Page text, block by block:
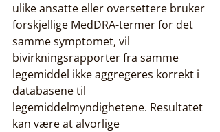
ulike ansatte eller oversettere bruker
forskjellige MedDRA-termer for det
samme symptomet, vil
bivirkningsrapporter fra samme
legemiddel ikke aggregeres korrekt i
databasene til
legemiddelmyndighetene. Resultatet
kan være at alvorlige